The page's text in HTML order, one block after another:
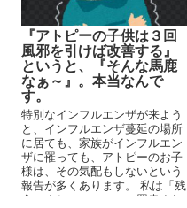
『アトピーの子供は３回
風邪を引けば改善する』
というと、『そんな馬鹿
なぁ～』。本当なんで
す。
特別なインフルエンザが来よう
と、インフルエンザ蔓延の場所
に居ても、家族がインフルエン
ザに罹っても、アトピーのお子
様は、その気配もしないという
報告が多くあります。 私は「残
念ですね、、、ここで罹患すれ